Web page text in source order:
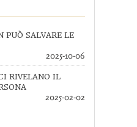
PUÒ SALVARE LE
2025-10-06
RIVELANO IL
2025-02-02